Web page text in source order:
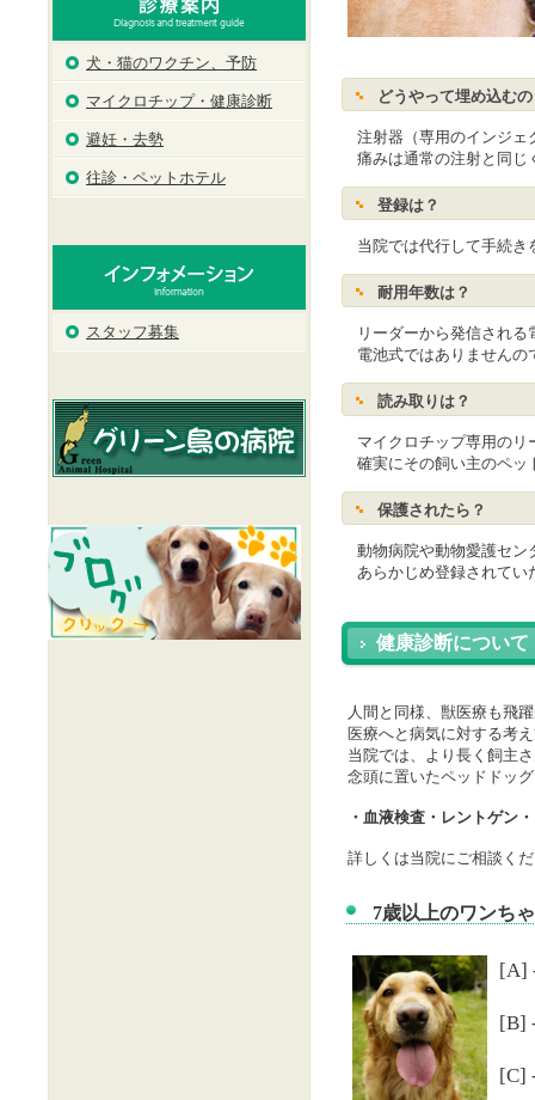
犬・猫のワクチン、予防
マイクロチップ・健康診断
避妊・去勢
往診・ペットホテル
スタッフ募集
どうやって埋め込む
注射器（専用のインジェ
痛みは通常の注射と同じ
登録は？
当院では代行して手続き
耐用年数は？
リーダーから発信される
電池式ではありませんの
読み取りは？
マイクロチップ専用のリ
確実にその飼い主のペッ
保護されたら？
動物病院や動物愛護セン
あらかじめ登録されてい
健康診断について
人間と同様、獣医療も飛
医療へと病気に対する考
当院では、より長く飼主
念頭に置いたペッドドッ
・血液検査・レントゲン
詳しくは当院にご相談く
7歳以上のワンち
[A]
[B]
[C]